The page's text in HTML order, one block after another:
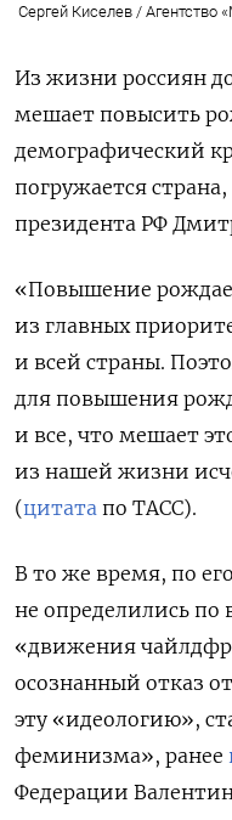
Сергей Киселев / Агентство
Из жизни россиян
мешает повысить
демографический
погружается
президента РФ
«Повышение
из главных
и всей страны.
для повышения
и все, что мешает
из нашей жизни
(цитата по ТАСС).
В то же время, по
не определились по
«движения
осознанный отказ
эту «идеологию»,
феминизма», ранее
Федерации